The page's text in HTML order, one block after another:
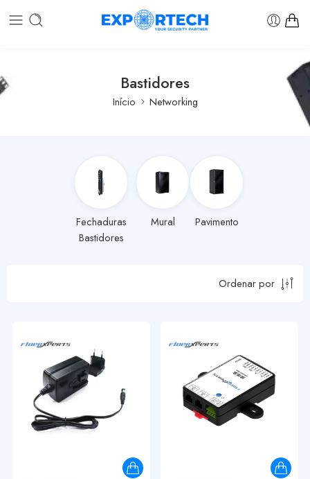
Bastidores
Início Networking
Fechaduras
Bastidores
Mural Pavimento
Ordenar por